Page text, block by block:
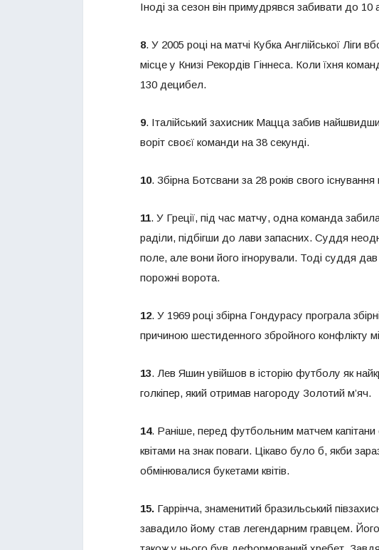
Іноді за сезон він примудрявся забивати до 10
8. У 2005 році на матчі Кубка Англійської Ліги
місце у Книзі Рекордів Гіннеса. Коли їхня
130 децибел.
9. Італійський захисник Мацца забив
воріт своєї команди на 38 секунді.
10. Збірна Ботсвани за 28 років свого
11. У Греції, під час матчу, одна команда
раділи, підбігши до лави запасних. Суддя
поле, але вони його ігнорували. Тоді суддя
порожні ворота.
12. У 1969 році збірна Гондурасу програла
причиною шестиденного збройного конфлікту
13. Лев Яшин увійшов в історію футболу як
голкіпер, який отримав нагороду Золотий м’яч.
14. Раніше, перед футбольним матчем
квітами на знак поваги. Цікаво було б, якби
обмінювалися букетами квітів.
15. Гаррінча, знаменитий бразильський
завадило йому став легендарним гравцем.